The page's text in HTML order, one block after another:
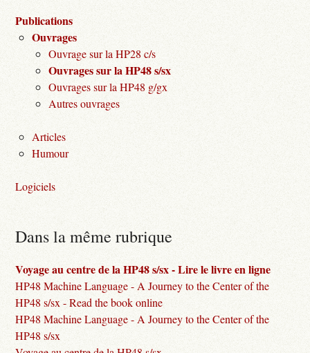
Publications
Ouvrages
Ouvrage sur la HP28 c/s
Ouvrages sur la HP48 s/sx
Ouvrages sur la HP48 g/gx
Autres ouvrages
Articles
Humour
Logiciels
Dans la même rubrique
Voyage au centre de la HP48 s/sx - Lire le livre en ligne
HP48 Machine Language - A Journey to the Center of the
HP48 s/sx - Read the book online
HP48 Machine Language - A Journey to the Center of the
HP48 s/sx